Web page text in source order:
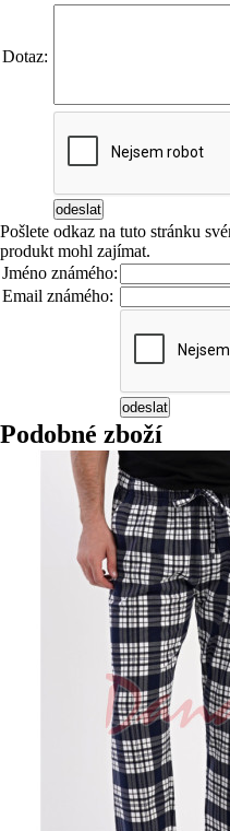
Dotaz:
Pošlete odkaz na tuto stránku
produkt mohl zajímat.
Jméno známého:
Email známého:
Podobné zboží